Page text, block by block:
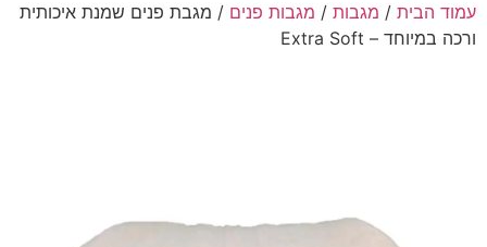
עמוד הבית / מגבות / מגבות פנים / מגבת פנים שמנת איכותית
ורכה במיוחד – Extra Soft